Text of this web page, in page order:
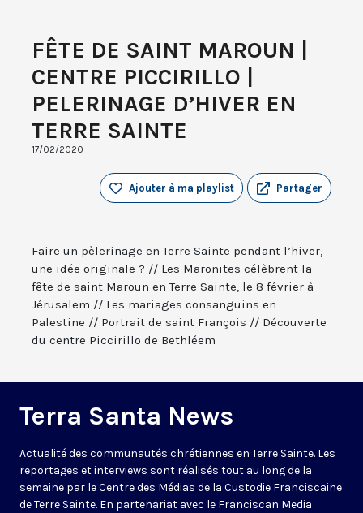
FÊTE DE SAINT MAROUN |
CENTRE PICCIRILLO |
PELERINAGE D’HIVER EN
TERRE SAINTE
17/02/2020
Partager
Ajouter à ma playlist
Faire un pèlerinage en Terre Sainte pendant l’hiver,
une idée originale ? // Les Maronites célèbrent la
fête de saint Maroun en Terre Sainte, le 8 février à
Jérusalem // Les mariages consanguins en
Palestine // Portrait de saint François // Découverte
du centre Piccirillo de Bethléem
Terra Santa News
Actualité des communautés chrétiennes en Terre Sainte. Les
reportages et interviews sont réalisés tout au long de la
semaine par le Centre des Médias de la Custodie Franciscaine
de Terre Sainte. En partenariat avec le Franciscan Media